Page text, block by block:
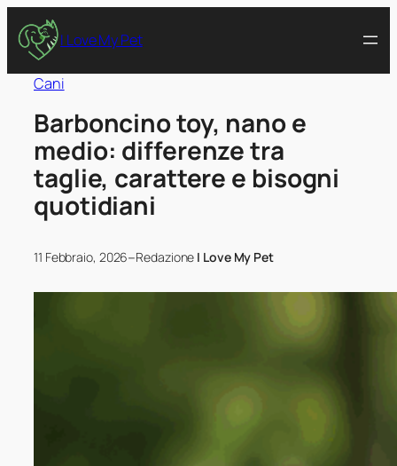
I Love My Pet
Cani
Barboncino toy, nano e
medio: differenze tra
taglie, carattere e bisogni
quotidiani
11 Febbraio, 2026–Redazione I Love My Pet